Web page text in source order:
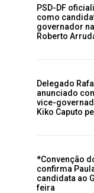
PSD-DF
como
governador
Roberto
Delegado
anunciado
vice-
Kiko Caputo
*Convenção
confirma
candidata ao
feira